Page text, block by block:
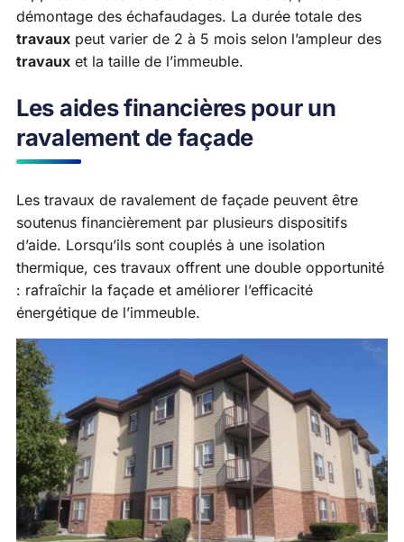
démontage des échafaudages. La durée totale des
travaux peut varier de 2 à 5 mois selon l’ampleur des
travaux et la taille de l’immeuble.
Les aides financières pour un
ravalement de façade
Les travaux de ravalement de façade peuvent être
soutenus financièrement par plusieurs dispositifs
d’aide. Lorsqu’ils sont couplés à une isolation
thermique, ces travaux offrent une double opportunité
: rafraîchir la façade et améliorer l’efficacité
énergétique de l’immeuble.